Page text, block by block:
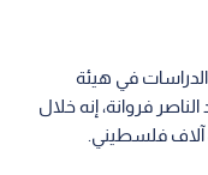
في هيئة
فروانة، إنه خلال